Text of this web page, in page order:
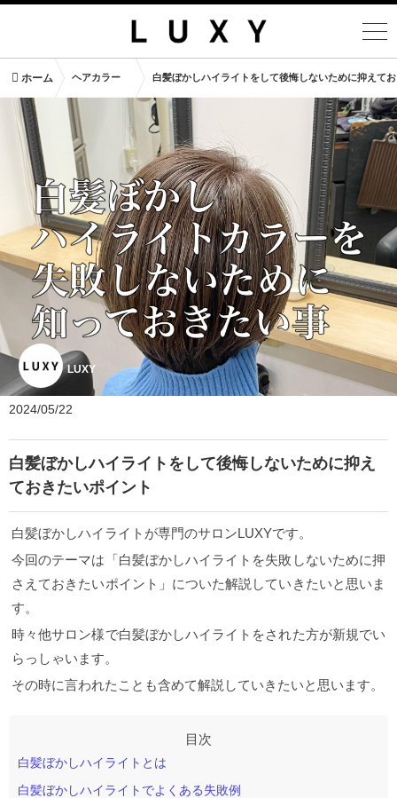
ホーム ヘアカラー 白髪ぼかしハイライトをして後悔しないために抑えて
LUXY
2024/05/22
白髪ぼかしハイライトをして後悔しないために抑え
ておきたいポイント
白髪ぼかしハイライトが専門のサロンLUXYです。
今回のテーマは「白髪ぼかしハイライトを失敗しないために押
さえておきたいポイント」についた解説していきたいと思いま
す。
時々他サロン様で白髪ぼかしハイライトをされた方が新規でい
らっしゃいます。
その時に言われたことも含めて解説していきたいと思います。
白髪ぼかしハイライトとは
白髪ぼかしハイライトでよくある失敗例